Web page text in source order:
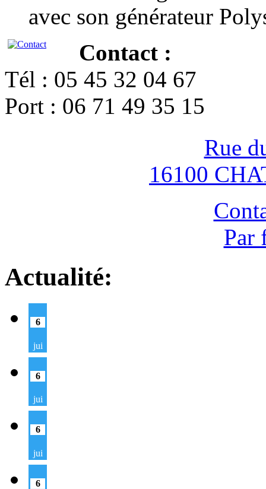
avec son générateur
Contact :
Tél : 05 45 32 04 67
Port : 06 71 49 35 15
Rue
16100
Par
Actualité:
6
jui
6
jui
6
jui
6